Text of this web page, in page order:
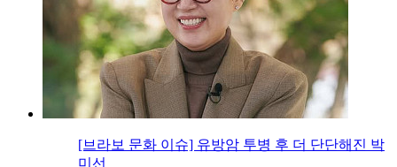
[브라보 문화 이슈] 유방암 투병 후 더 단단해진 박
미선